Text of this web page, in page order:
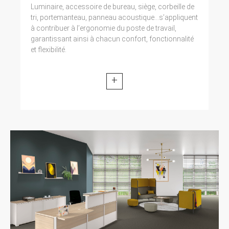
Luminaire, accessoire de bureau, siège, corbeille de
tri, portemanteau, panneau acoustique...s’appliquent
à contribuer à l’ergonomie du poste de travail,
garantissant ainsi à chacun confort, fonctionnalité
et flexibilité.
+